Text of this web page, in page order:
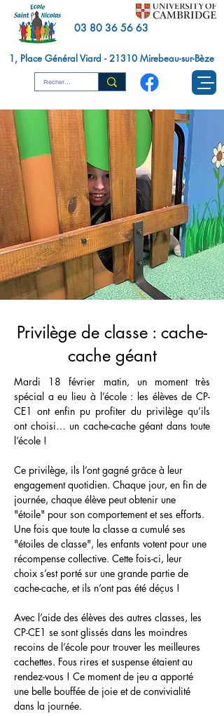
03 80 36 56 63
1, Place Général Viard - 21310 Mirebeau-sur-Bèze
Privilège de classe : cache-
cache géant
Mardi 18 février matin, un moment très
spécial a eu lieu à l’école : les élèves de CP-
CE1 ont enfin pu profiter du privilège qu’ils
ont choisi… un cache-cache géant dans toute
l’école !
Ce privilège, ils l’ont gagné grâce à leur
engagement quotidien. Chaque jour, en fin de
journée, chaque élève peut obtenir une
"étoile" pour son comportement et ses efforts.
Une fois que toute la classe a cumulé ses
"étoiles de classe", les enfants votent pour une
récompense collective. Cette fois-ci, leur
choix s’est porté sur une grande partie de
cache-cache, et ils n’ont pas été déçus !
Avec l’aide des élèves des autres classes, les
CP-CE1 se sont glissés dans les moindres
recoins de l’école pour trouver les meilleures
cachettes. Fous rires et suspense étaient au
rendez-vous ! Ce moment de jeu a apporté
une belle bouffée de joie et de convivialité
dans la journée.